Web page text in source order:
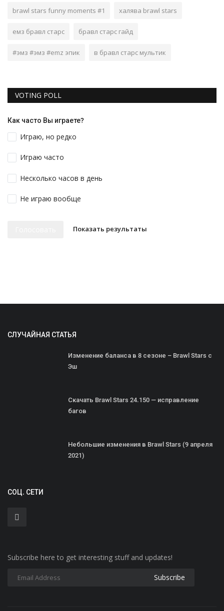
brawl stars funny moments #1 халява brawl stars
емз бравл старс бравл старс гайд
#эмз #эмз #emz эпик в бравл старс мультик
VOTING POLL
Как часто Вы играете?
Играю, но редко
Играю часто
Несколько часов в день
Не играю вообще
Показать результаты
СЛУЧАЙНАЯ СТАТЬЯ
Изменение баланса в 8 сезоне – Brawl Stars с
Эш
Скачать Brawl Stars 24.150 — исправление
багов
Небольшие изменения в Brawl Stars (9 апреля
2021)
СОЦ. СЕТИ
Subscribe here to get interesting stuff and updates!